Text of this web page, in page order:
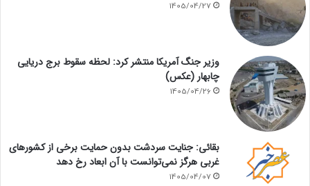
1405/04/27
وزیر جنگ آمریکا منتشر کرد: لحظه سقوط برج دریایی
چابهار (عکس)
1405/04/26
بقائی: جنایت سردشت بدون حمایت برخی از کشورهای
غربی هرگز نمی‌توانست با آن ابعاد رخ دهد
1405/04/07